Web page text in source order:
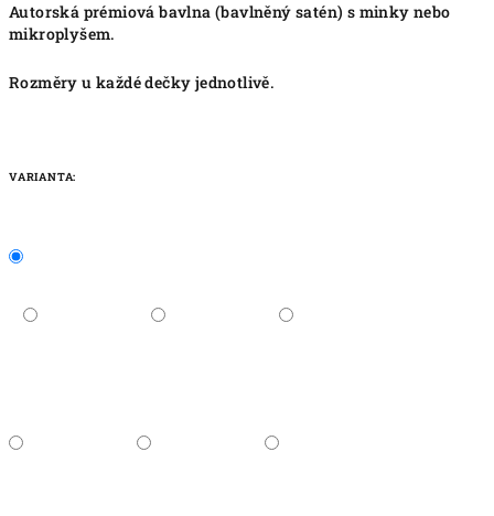
Autorská prémiová bavlna (bavlněný satén) s minky nebo
mikroplyšem.
Rozměry u každé dečky jednotlivě.
VARIANTA: